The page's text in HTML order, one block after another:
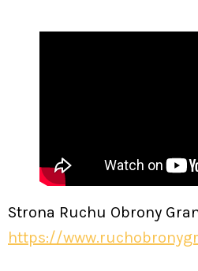
Strona Ruchu Obrony
https://